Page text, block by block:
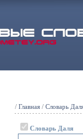
/ Главная / Словарь
Словарь Даля